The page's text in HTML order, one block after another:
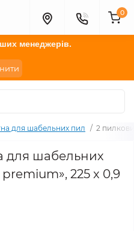
0
для шабельних пил 2
для шабельних
225 x 0,9